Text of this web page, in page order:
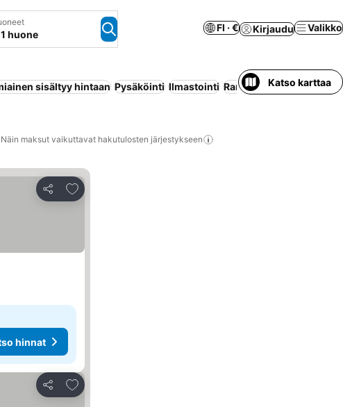
huone
FI · € Kirjaudu Valikko
sisältyy hintaan Pysäköinti Ilmastointi Ranta Huoneisto
Katso karttaa
Näin maksut vaikuttavat hakutulosten järjestykseen
Jaa
Lisää suosikkeihin
hinnat
Jaa
Lisää suosikkeihin